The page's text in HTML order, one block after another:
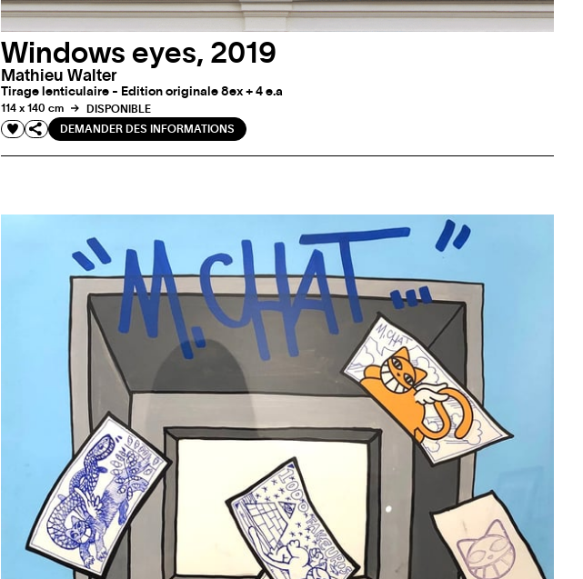
Windows eyes, 2019
Mathieu Walter
Tirage lenticulaire - Edition originale 8ex + 4 e.a
114 x 140 cm
DISPONIBLE
DEMANDER DES INFORMATIONS